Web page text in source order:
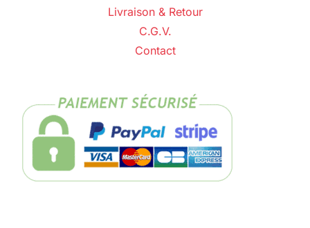
Livraison & Retour
C.G.V.
Contact